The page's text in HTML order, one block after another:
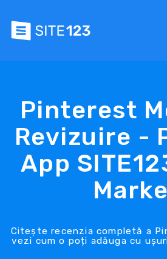
Pinterest
Revizuire -
App
Citește recenzia completă a
vezi cum o poți adăuga cu